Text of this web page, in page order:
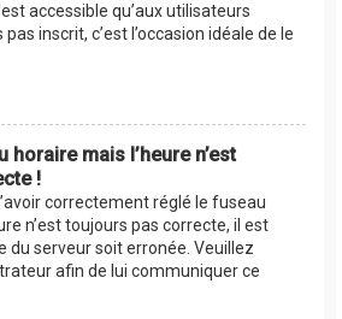
accessible qu’aux utilisateurs
pas inscrit, c’est l’occasion idéale de le
horaire mais l’heure n’est
!
correctement réglé le fuseau
n’est toujours pas correcte, il est
du serveur soit erronée. Veuillez
afin de lui communiquer ce